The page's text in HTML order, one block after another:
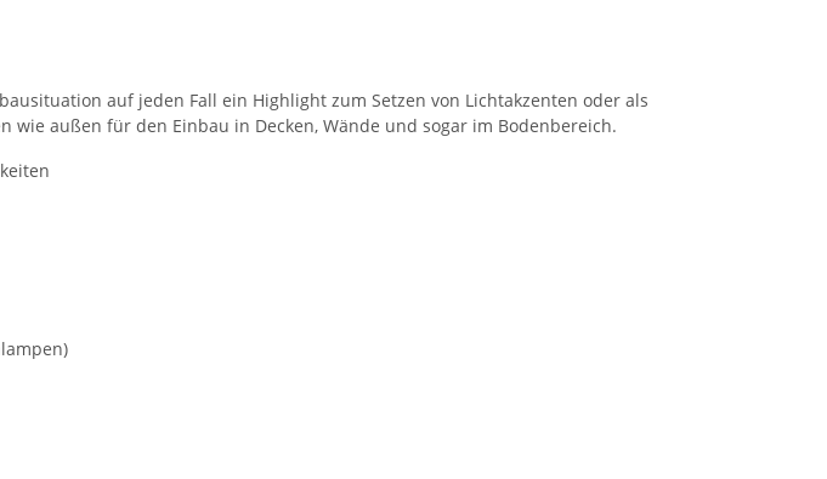
auf jeden Fall ein Highlight zum Setzen von Lichtakzenten oder als
außen für den Einbau in Decken, Wände und sogar im Bodenbereich.